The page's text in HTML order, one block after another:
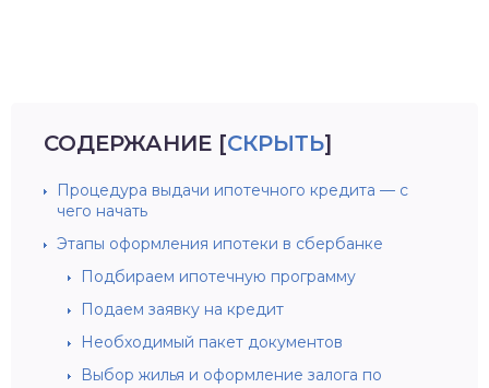
СОДЕРЖАНИЕ [СКРЫТЬ]
Процедура выдачи ипотечного кредита — с
чего начать
Этапы оформления ипотеки в сбербанке
Подбираем ипотечную программу
Подаем заявку на кредит
Необходимый пакет документов
Выбор жилья и оформление залога по